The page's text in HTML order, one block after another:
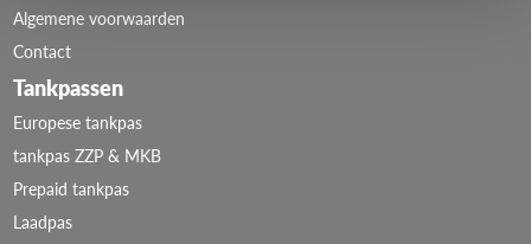
Algemene voorwaarden
Contact
Tankpassen
Europese tankpas
tankpas ZZP & MKB
Prepaid tankpas
Laadpas